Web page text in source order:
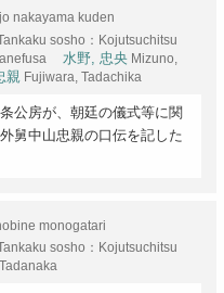
nakayama kuden
sosho：Kojutsuchitsu
水野, 忠央Mizuno,
親 Fujiwara, Tadachika
公房が、朝廷の儀式等に関
舅中山忠親の口伝を記した
monogatari
sosho：Kojutsuchitsu